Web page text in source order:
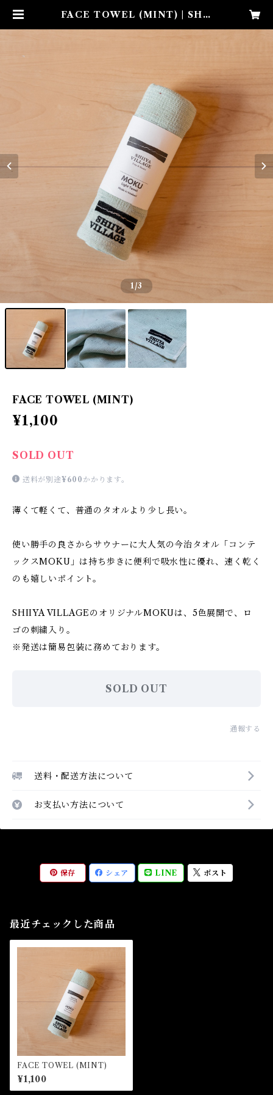
FACE TOWEL (MINT) | SHII
1/3
FACE TOWEL (MINT)
¥1,100
SOLD OUT
送料が別途¥600 かかります。
薄くて軽くて、普通のタオルより少し長い。
使い勝手の良さからサウナーに大人気の今治タオル「コンテ
ックスMOKU」は持ち歩きに便利で吸水性に優れ、速く乾く
のも嬉しいポイント。
SHIIYA VILLAGEのオリジナルMOKUは、5色展開で、ロ
ゴの刺繍入り。
※発送は簡易包装に務めております。
SOLD OUT
通報する
送料・配送方法について
お支払い方法について
保存 シェア LINE ポスト
最近チェックした商品
FACE TOWEL (MINT)
¥1,100